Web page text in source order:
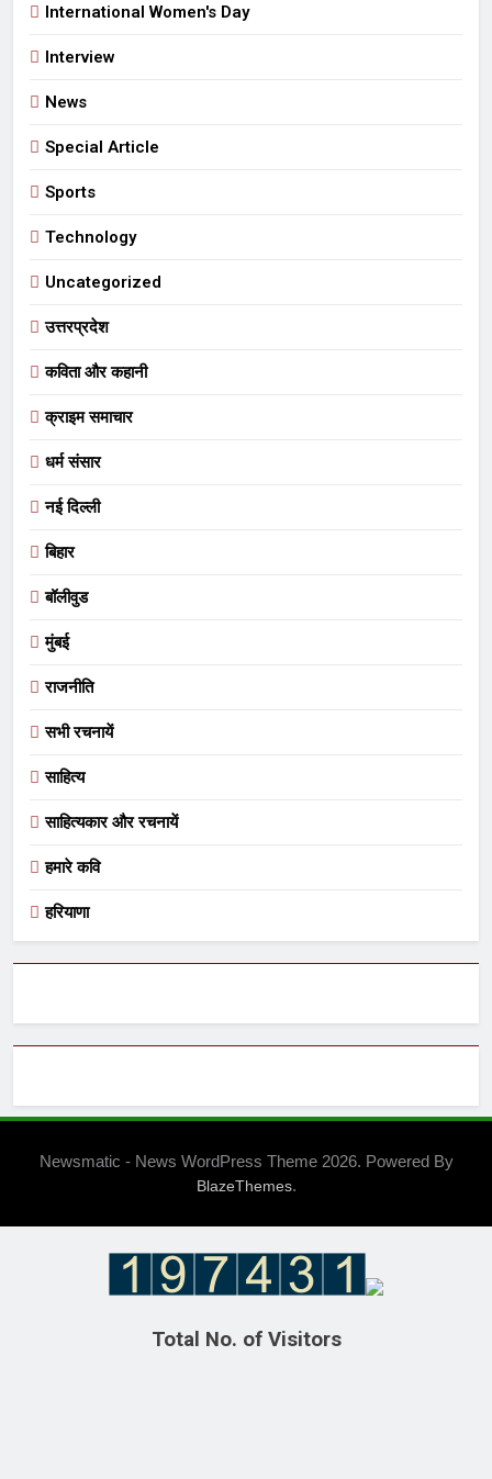
International Women's Day
Interview
News
Special Article
Sports
Technology
Uncategorized
उत्तरप्रदेश
कविता और कहानी
क्राइम समाचार
धर्म संसार
नई दिल्ली
बिहार
बॉलीवुड
मुंबई
राजनीति
सभी रचनायें
साहित्य
साहित्यकार और रचनायें
हमारे कवि
हरियाणा
Newsmatic - News WordPress Theme 2026. Powered By
BlazeThemes.
Total No. of Visitors